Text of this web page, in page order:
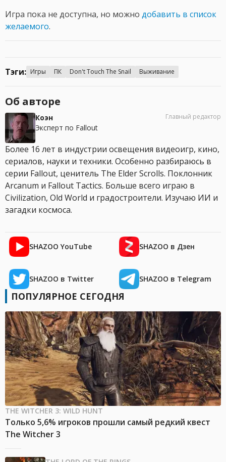
Игра пока не доступна, но можно добавить в список
желаемого.
Тэги: Игры ПК Don't Touch The Snail Выживание
Об авторе
Коэн
Эксперт по Fallout
Главный редактор
Более 16 лет в индустрии освещения видеоигр, кино,
сериалов, науки и техники. Особенно разбираюсь в
серии Fallout, ценитель The Elder Scrolls. Поклонник
Arcanum и Fallout Tactics. Больше всего играю в
Civilization, Old World и градостроители. Изучаю ИИ и
загадки космоса.
SHAZOO YouTube SHAZOO в Дзен
SHAZOO в Twitter SHAZOO в Telegram
ПОПУЛЯРНОЕ СЕГОДНЯ
THE WITCHER 3: WILD HUNT
Только 5,6% игроков прошли самый редкий квест
The Witcher 3